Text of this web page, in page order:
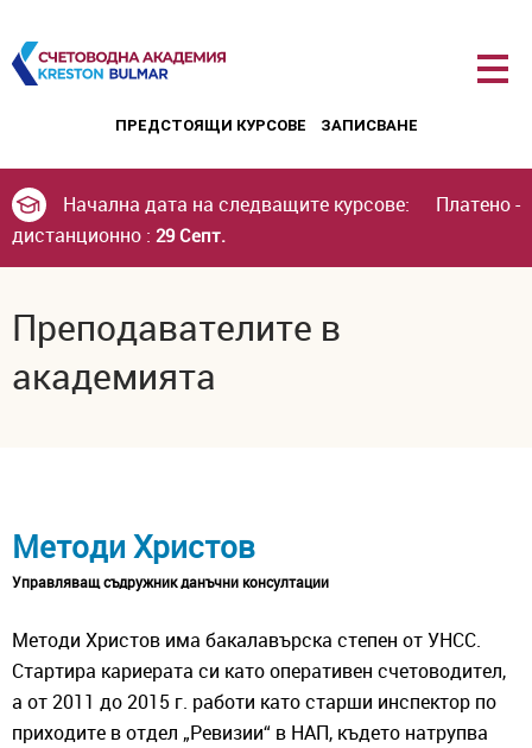
Курсове за счетоводител
ПРЕДСТОЯЩИ КУРСОВЕ ЗАПИСВАНЕ
Начална дата на следващите курсове:
Платено -
дистанционно : 29 Септ.
Преподавателите в
академията
Методи Христов
Управляващ съдружник данъчни консултации
Методи Христов има бакалавърска степен от УНСС.
Стартира кариерата си като оперативен счетоводител,
а от 2011 до 2015 г. работи като старши инспектор по
приходите в отдел „Ревизии“ в НАП, където натрупва